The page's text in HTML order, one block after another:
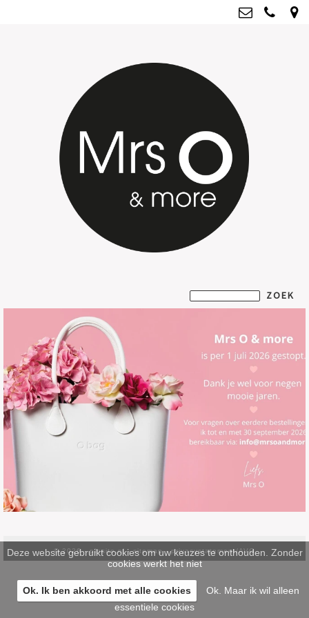
Kvk: Mrs O & more - 67796435
BTWnr: NL001835603B07
© 2026 -pinsite.nl-sitemap-privacystatement/AVG
Deze website gebruikt cookies om uw keuzes te onthouden. Zonder
cookies werkt het niet
Ok. Ik ben akkoord met alle cookies
Ok. Maar ik wil alleen
essentiele cookies